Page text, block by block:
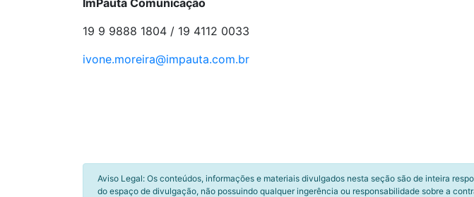
ImPauta Comunicação
19 9 9888 1804 / 19 4112 0033
ivone.moreira@impauta.com.br
Aviso Legal: Os conteúdos, informações e materiais divulgados nesta seção são de inteira
do espaço de divulgação, não possuindo qualquer ingerência ou responsabilidade sobre a